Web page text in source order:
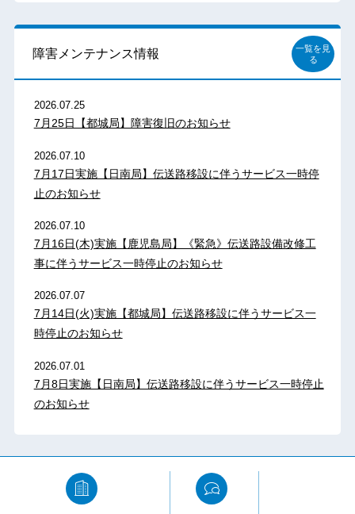
障害メンテナンス情報
一覧を見
る
2026.07.25
7月25日【都城局】障害復旧のお知らせ
2026.07.10
7月17日実施【日南局】伝送路移設に伴うサービス一時停
止のお知らせ
2026.07.10
7月16日(木)実施【鹿児島局】《緊急》伝送路設備改修工
事に伴うサービス一時停止のお知らせ
2026.07.07
7月14日(火)実施【都城局】伝送路移設に伴うサービス一
時停止のお知らせ
2026.07.01
7月8日実施【日南局】伝送路移設に伴うサービス一時停止
のお知らせ